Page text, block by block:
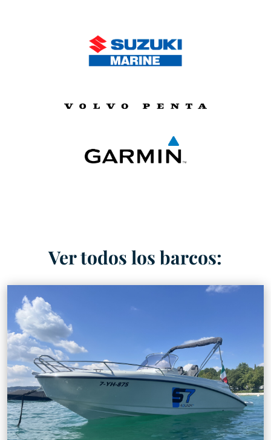
Ver todos los barcos: